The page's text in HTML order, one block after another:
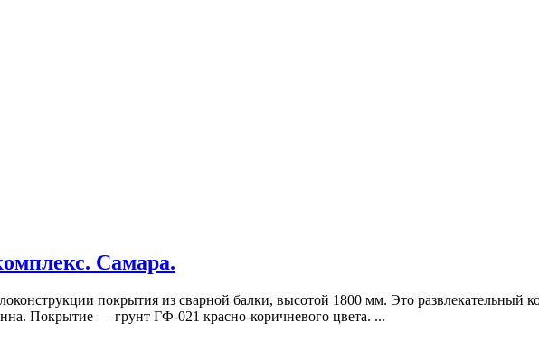
Самара.
покрытия из сварной балки, высотой 1800 мм. Это
Покрытие — грунт ГФ-021 красно-коричневого цвета. ...